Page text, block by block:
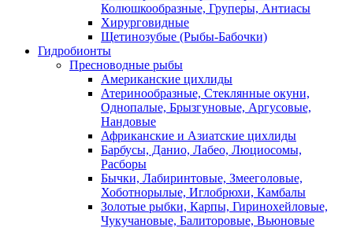
Колюшкообразные, Груперы, Антиасы
Хирурговидные
Щетинозубые (Рыбы-Бабочки)
Гидробионты
Пресноводные рыбы
Американские цихлиды
Атеринообразные, Стеклянные окуни,
Однопалые, Брызгуновые, Аргусовые,
Нандовые
Африканские и Азиатские цихлиды
Барбусы, Данио, Лабео, Люциосомы,
Расборы
Бычки, Лабиринтовые, Змееголовые,
Хоботнорылые, Иглобрюхи, Камбалы
Золотые рыбки, Карпы, Гиринохейловые,
Чукучановые, Балиторовые, Вьюновые